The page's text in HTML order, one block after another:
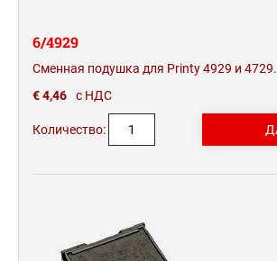
6/4929
Сменная подушка для Printy 4929 и 4729.
€ 4,46
с НДС
Количество: